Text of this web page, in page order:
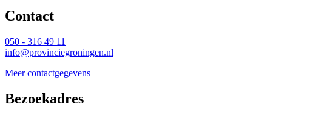
Contact
050 - 316 49 11
info@provinciegroningen.nl
Meer contactgegevens
Bezoekadres